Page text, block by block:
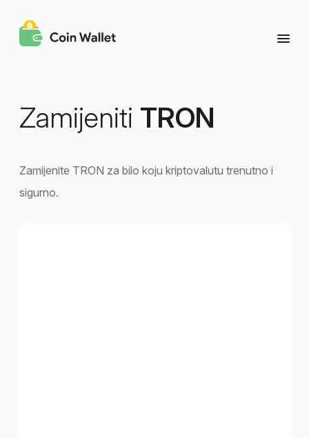
Zamijeniti TRON
Zamijenite TRON za bilo koju kriptovalutu trenutno i
sigurno.